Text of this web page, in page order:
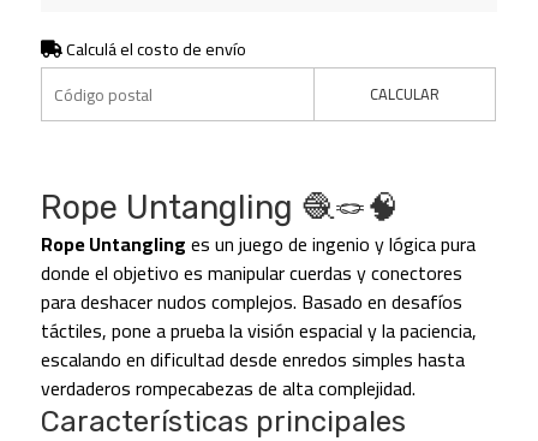
Calculá el costo de envío
CALCULAR
Rope Untangling 🧶🪢🧠
Rope Untanglinges un juego de ingenio y lógica pura
donde el objetivo es manipular cuerdas y conectores
para deshacer nudos complejos. Basado en desafíos
táctiles, pone a prueba la visión espacial y la paciencia,
escalando en dificultad desde enredos simples hasta
verdaderos rompecabezas de alta complejidad.
Características principales